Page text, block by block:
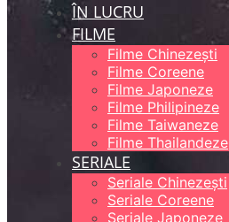
ÎN LUCRU
FILME
Filme Chinezești
Filme Coreene
Filme Japoneze
Filme Philipineze
Filme Taiwaneze
Filme Thailandeze
SERIALE
Seriale Chinezești
Seriale Coreene
Seriale Japoneze